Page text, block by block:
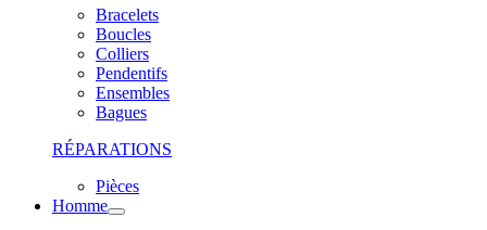
Bracelets
Boucles
Colliers
Pendentifs
Ensembles
Bagues
RÉPARATIONS
Pièces
Homme